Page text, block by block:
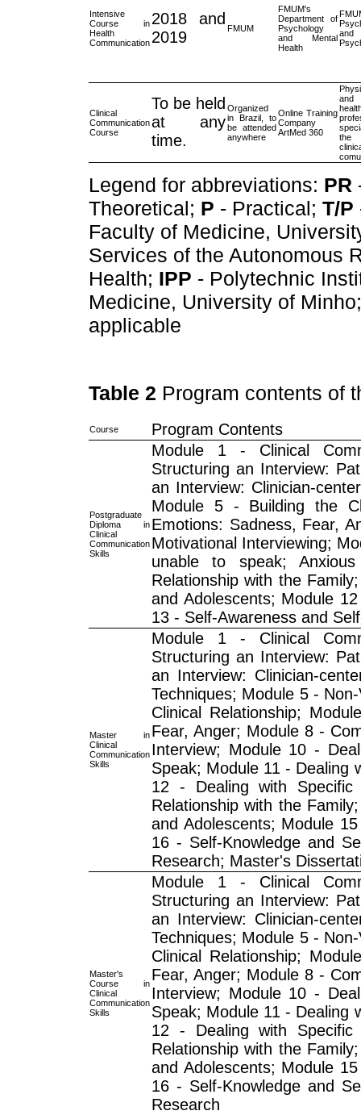
Intensive
Course in
Health
Communication
2018 and
2019
FMUM
FMUM's
Department of
Psychology
and Mental
Health
and
Clinical
Communication
Course
To be held
at any
time.
Organized
in Brazil, to
be attended
anywhere
Online Training
Company
ArtMed 360
and
the
Legend for abbreviations: PR
Theoretical; P - Practical; T/P
Faculty of Medicine,
Services of the Autonomous
Health; IPP - Polytechnic
Medicine, University of
applicable
Table 2 Program contents of
Course Program Contents
Postgraduate
Diploma in
Clinical
Communication
Skills
Module 1 - Clinical
Structuring an Interview:
an Interview: Clinician-
Module 5 - Building the
Emotions: Sadness, Fear,
Motivational Interviewing;
unable to speak;
Relationship with the
and Adolescents; Module
13 - Self-Awareness and
Master in
Clinical
Communication
Skills
Module 1 - Clinical
Structuring an Interview:
an Interview: Clinician-
Techniques; Module 5 -
Clinical Relationship;
Fear, Anger; Module 8 -
Interview; Module 10 -
Speak; Module 11 - Dealing
12 - Dealing with Specific
Relationship with the
and Adolescents; Module
16 - Self-Knowledge and
Research; Master's
Master's
Course in
Clinical
Communication
Skills
Module 1 - Clinical
Structuring an Interview:
an Interview: Clinician-
Techniques; Module 5 -
Clinical Relationship;
Fear, Anger; Module 8 -
Interview; Module 10 -
Speak; Module 11 - Dealing
12 - Dealing with Specific
Relationship with the
and Adolescents; Module
16 - Self-Knowledge and
Research